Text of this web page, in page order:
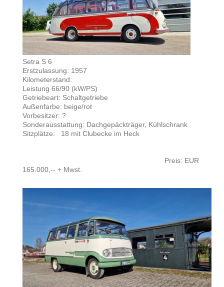
Setra S 6
Erstzulassung: 1957
Kilometerstand:
Leistung 66/90 (kW/PS)
Getriebeart: Schaltgetriebe
Außenfarbe: beige/rot
Vorbesitzer: ?
Sonderausstattung: Dachgepäckträger, Kühlschrank
Sitzplätze: 18 mit Clubecke im Heck
Preis: EUR
165.000,-- + Mwst.